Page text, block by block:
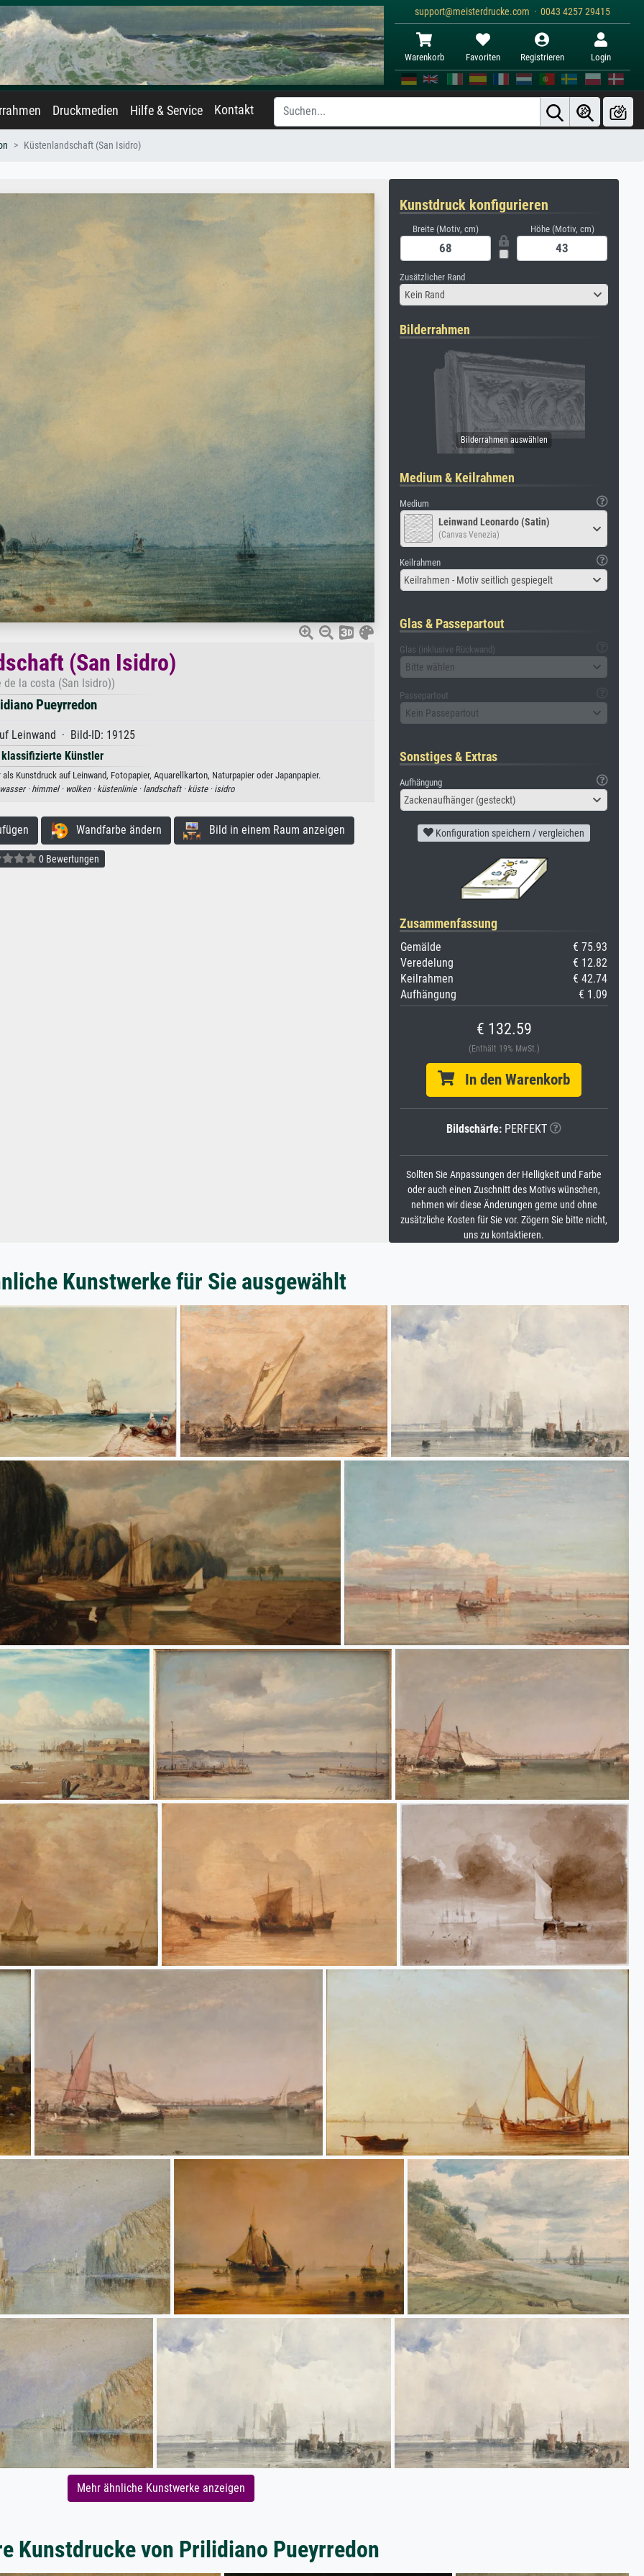
support@meisterdrucke.com · 0043 4257 29415
Warenkorb Favoriten Registrieren Login
Druckmedien Hilfe & Service Kontakt
Küstenlandschaft (San Isidro)
(San Isidro)
de la costa (San Isidro))
Pueyrredon
Leinwand · Bild-ID: 19125
Künstler
Kunstdruck auf Leinwand, Fotopapier, Aquarellkarton, Naturpapier oder Japanpapier.
wasser · himmel · wolken · küstenlinie · landschaft · küste · isidro
Wandfarbe ändern Bild in einem Raum anzeigen
0 Bewertungen
Kunstdruck konfigurieren
Breite (Motiv, cm) Höhe (Motiv, cm)
Zusätzlicher Rand
Kein Rand
Bilderrahmen
Medium & Keilrahmen
Medium
Leinwand Leonardo (Satin)
(Canvas Venezia)
Keilrahmen
Keilrahmen - Motiv seitlich gespiegelt
Glas & Passepartout
Glas (inklusive Rückwand)
Bitte wählen
Passepartout
Kein Passepartout
Sonstiges & Extras
Aufhängung
Zackenaufhänger (gesteckt)
Konfiguration speichern / vergleichen
Zusammenfassung
Gemälde
€ 75.93
Veredelung
€ 12.82
Keilrahmen
€ 42.74
Aufhängung
€ 1.09
€ 132.59
(Enthält 19% MwSt.)
In den Warenkorb
Bildschärfe: PERFEKT
Sollten Sie Anpassungen der Helligkeit und Farbe
oder auch einen Zuschnitt des Motivs wünschen,
nehmen wir diese Änderungen gerne und ohne
zusätzliche Kosten für Sie vor. Zögern Sie bitte nicht,
uns zu kontaktieren.
Kunstwerke für Sie ausgewählt
Mehr ähnliche Kunstwerke anzeigen
Kunstdrucke von Prilidiano Pueyrredon